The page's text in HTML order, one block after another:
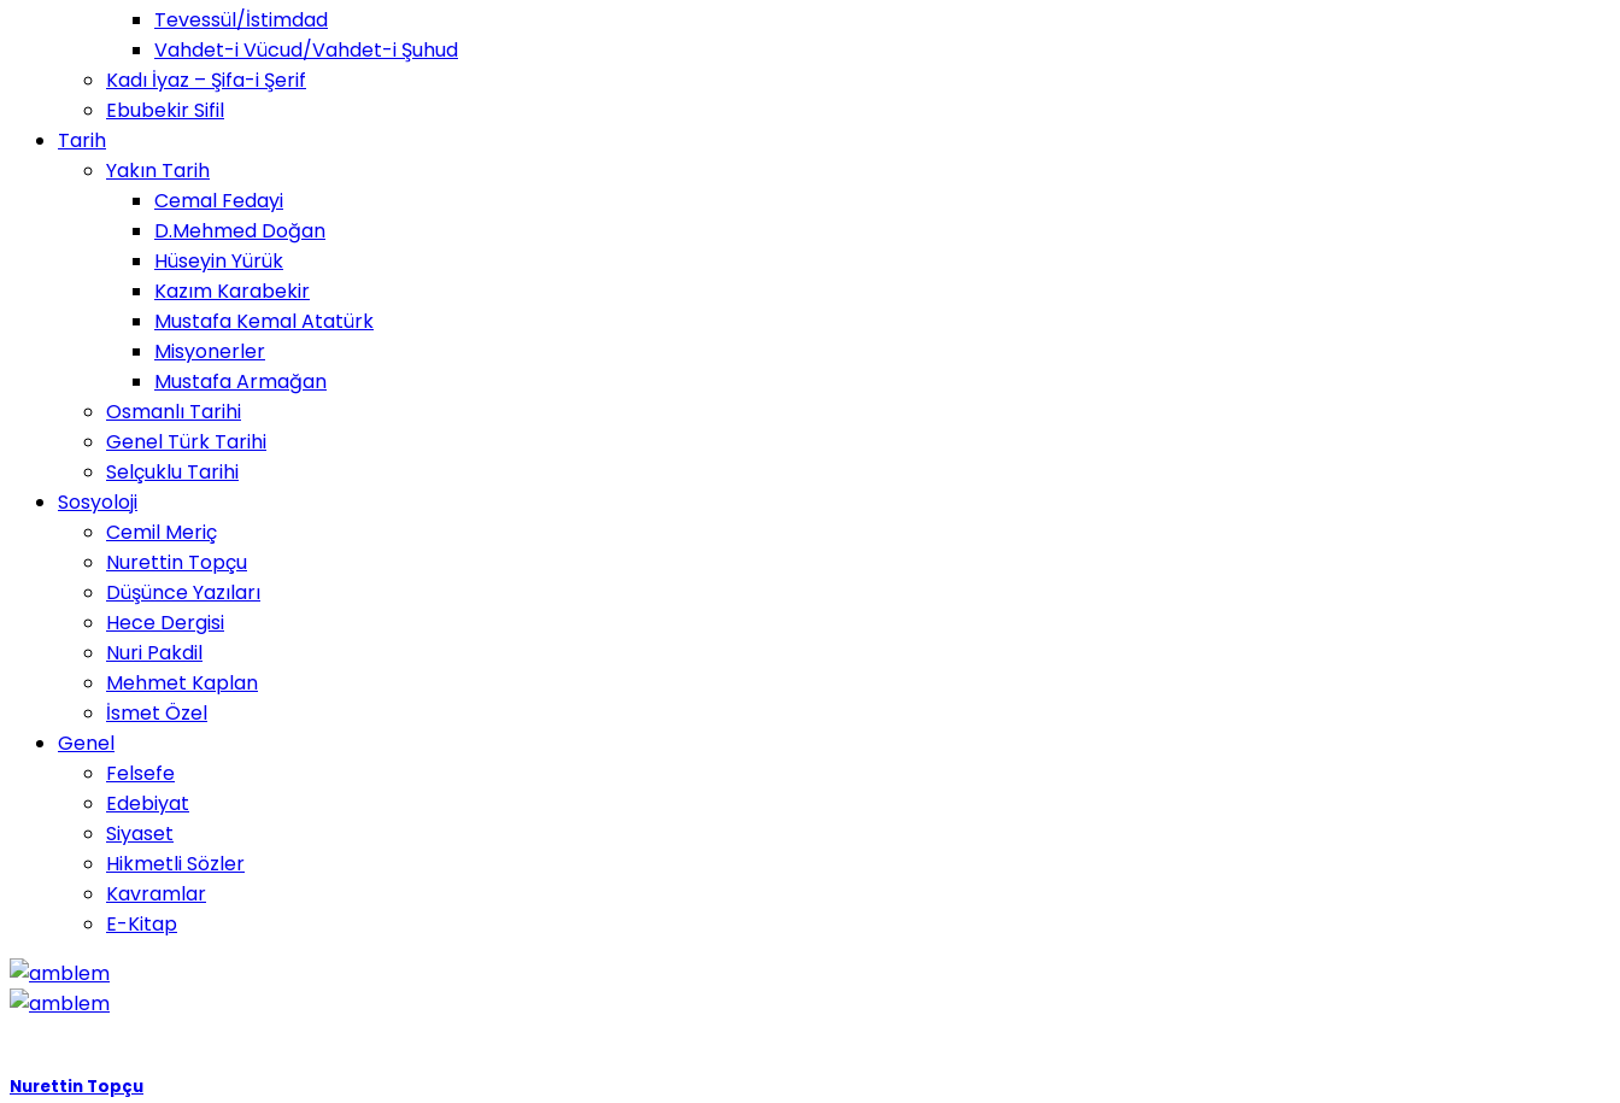
Tevessül/İstimdad
Vahdet-i Vücud/Vahdet-i Şuhud
Kadı İyaz – Şifa-i Şerif
Ebubekir Sifil
Tarih
Yakın Tarih
Cemal Fedayi
D.Mehmed Doğan
Hüseyin Yürük
Kazım Karabekir
Mustafa Kemal Atatürk
Misyonerler
Mustafa Armağan
Osmanlı Tarihi
Genel Türk Tarihi
Selçuklu Tarihi
Sosyoloji
Cemil Meriç
Nurettin Topçu
Düşünce Yazıları
Hece Dergisi
Nuri Pakdil
Mehmet Kaplan
İsmet Özel
Genel
Felsefe
Edebiyat
Siyaset
Hikmetli Sözler
Kavramlar
E-Kitap
Nurettin Topçu